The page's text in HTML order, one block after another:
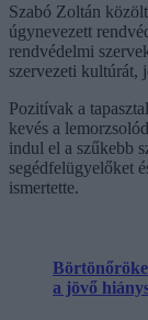
Szabó Zoltán
úgynevezett
rendvédelmi
szervezeti kultúrát,
Pozitívak a
kevés a
indul el a szűkebb
segédfelügyelőket
ismertette.
a jövő